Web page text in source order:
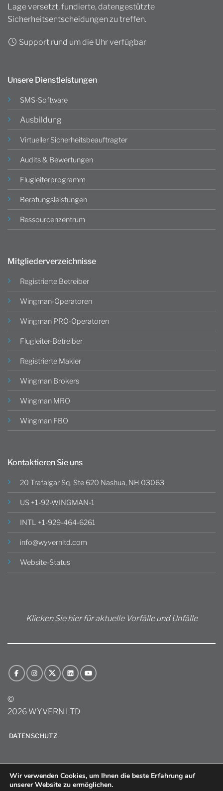
Lage versetzt, fundierte, datengestützte
Sicherheitsentscheidungen zu treffen.
Support rund um die Uhr verfügbar
Unsere Dienstleistungen
SMS-Software
Ausbildung
Virtueller Sicherheitsbeauftragter
Audits & Bewertungen
Flugleiterprogramm
Beratungsleistungen
Ressourcenzentrum
Mitgliederverzeichnisse
Registrierte Betreiber
Wingman-Operatoren
Wingman PRO-Operatoren
Flugleiter-Betreiber
Registrierte Makler
Wingman Brokers
Wingman MRO
Wingman FBO
Kontaktieren Sie uns
20 Trafalgar Sq, Ste 620 Nashua, NH 03063
US +1-92-WINGMAN-1
INTL +1-929-464-6261
info@wyvernltd.com
Website-Status
Klicken Sie hier für aktuelle Vorfälle und Unfälle
©
2026 WYVERN LTD
DATENSCHUTZ
Wir verwenden Cookies, um Ihnen die beste Erfahrung auf
unserer Website zu ermöglichen.